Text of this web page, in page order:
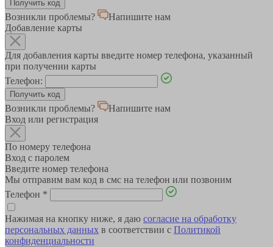
Возникли проблемы?
Напишите нам
Добавление карты
Для добавления карты введите номер телефона, указанный
при получении карты
Телефон:
Возникли проблемы?
Напишите нам
Вход или регистрация
По номеру телефона
Вход с паролем
Введите номер телефона
Мы отправим вам код в смс на телефон или позвоним
Телефон *
Нажимая на кнопку ниже, я даю согласие на обработку
персональных данных в соответствии с Политикой
конфиденциальности